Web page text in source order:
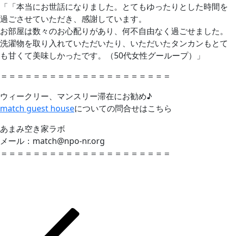
「「本当にお世話になりました。とてもゆったりとした時間を
過ごさせていただき、感謝しています。
お部屋は数々のお心配りがあり、何不自由なく過ごせました。
洗濯物を取り入れていただいたり、いただいたタンカンもとて
も甘くて美味しかったです。（50代女性グーループ）」
＝＝＝＝＝＝＝＝＝＝＝＝＝＝＝＝＝＝＝＝＝
ウィークリー、マンスリー滞在にお勧め♪
match guest houseについての問合せはこちら
あまみ空き家ラボ
メール：match@npo-nr.org
＝＝＝＝＝＝＝＝＝＝＝＝＝＝＝＝＝＝＝＝＝